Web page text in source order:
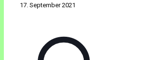
17. September 2021